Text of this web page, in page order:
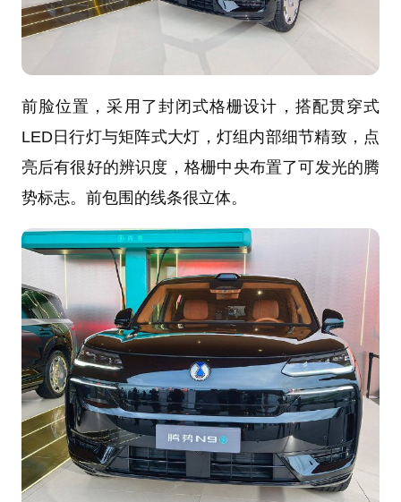
前脸位置，采用了封闭式格栅设计，搭配贯穿式
LED日行灯与矩阵式大灯，灯组内部细节精致，点
亮后有很好的辨识度，格栅中央布置了可发光的腾
势标志。前包围的线条很立体。